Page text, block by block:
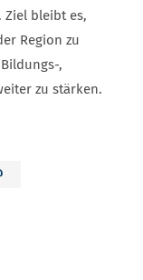
Ziel bleibt es,
Region zu
,
zu stärken.